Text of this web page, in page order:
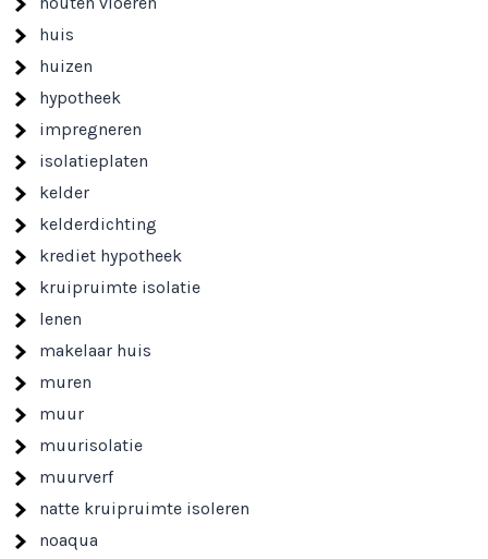
huis
huizen
hypotheek
impregneren
isolatieplaten
kelder
kelderdichting
krediet hypotheek
kruipruimte isolatie
lenen
makelaar huis
muren
muur
muurisolatie
muurverf
natte kruipruimte isoleren
noaqua